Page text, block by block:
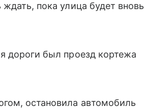
пока улица будет вновь
дороги был проезд кортежа
остановила автомобиль